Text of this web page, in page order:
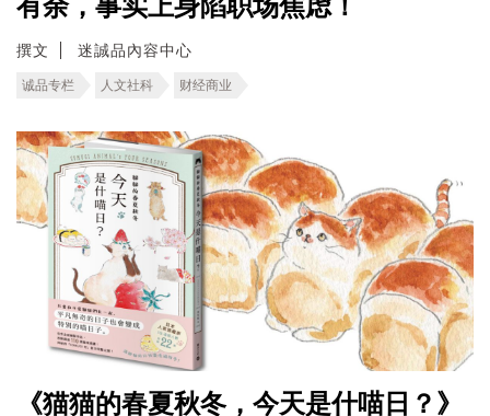
有余，事实上身陷职场焦虑！
撰文 迷誠品內容中心
诚品专栏 人文社科 财经商业
《猫猫的春夏秋冬，今天是什喵日？》